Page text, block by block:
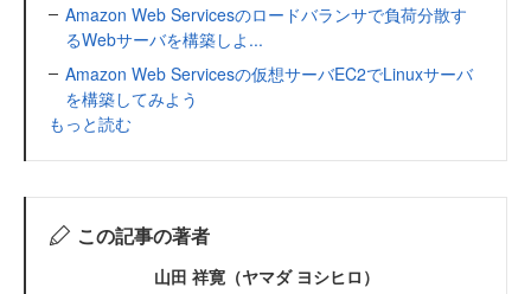
Amazon Web Servicesのロードバランサで負荷分散す
るWebサーバを構築しよ...
Amazon Web Servicesの仮想サーバEC2でLinuxサーバ
を構築してみよう
もっと読む
この記事の著者
山田 祥寛（ヤマダ ヨシヒロ）